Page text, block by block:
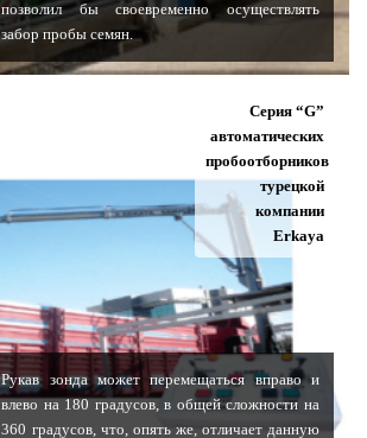
позволил бы своевременно осуществлять
забор пробы семян.
Серия “G”
автоматических
пробоотборников
турецкой
компании
Erkaya
Рукав зонда может перемещаться вправо и
влево на 180 градусов, в общей сложности на
360 градусов, что, опять же, отличает данную